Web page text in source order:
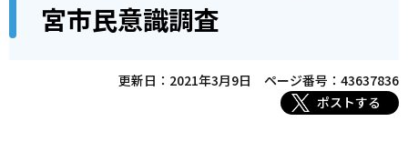
頭
宮市民意識調査
更新日：2021年3月9日
ページ番号：43637836
ポストする